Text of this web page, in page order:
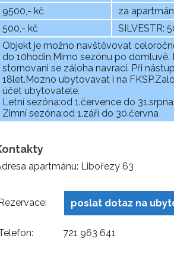
9500,- kč
za
500,- kč
SILVESTR:
Objekt je možno navštěvovat
do 10hodin.Mimo sezónu po
stornovani se záloha navrací. Při
18let.Mozno ubytovavat i na
účet ubytovatele.
Letní sezóna:od 1.července do 31.srpna
Zimní sezóna:od 1.září do 30.června
apartmánu: Libořezy 63
poslat dotaz na
721 963 641